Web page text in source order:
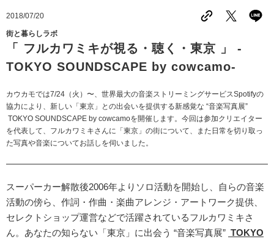
2018/07/20
街と暮らしラボ
「 フルカワミキが視る・聴く・東京 」 -
TOKYO SOUNDSCAPE by cowcamo-
カウカモでは7/24（火）〜、世界最大の音楽ストリーミングサービスSpotifyの
協力により、新しい「東京」との出会いを提供する新感覚な “音楽写真展”
TOKYO SOUNDSCAPE by cowcamoを開催します。今回は参加クリエイター
を代表して、フルカワミキさんに「東京」の街について、また日常を切り取っ
た写真や音楽についてお話しを伺いました。
スーパーカー解散後2006年よりソロ活動を開始し、自らの音楽
活動の傍ら、作詞・作曲・楽曲アレンジ・アートワーク提供、
セレクトショップ運営などで活躍されているフルカワミキさ
ん。あなたの知らない「東京」に出会う “音楽写真展” TOKYO